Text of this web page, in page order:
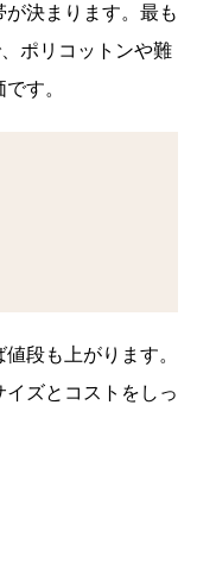
決まります。最も
ポリコットンや難
す。
段も上がります。
ズとコストをしっ